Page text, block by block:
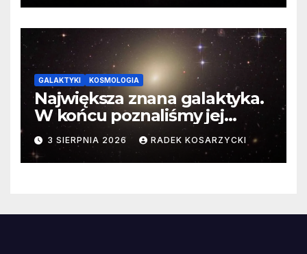
GALAKTYKI KOSMOLOGIA
Największa znana galaktyka.
W końcu poznaliśmy jej
faktyczne wymiary
3 SIERPNIA 2026 RADEK KOSARZYCKI